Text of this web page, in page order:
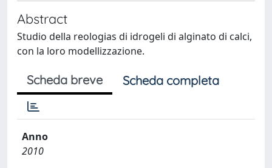
Abstract
Studio della reologias di idrogeli di alginato di calci,
con la loro modellizzazione.
Scheda breve Scheda completa
Anno
2010